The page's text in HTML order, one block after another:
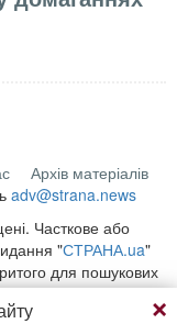
Архів матеріалів
adv@strana.news
Часткове або
"СТРАНА.ua"
для пошукових
матеріалу на